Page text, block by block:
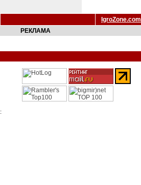
IgroZone.com
РЕКЛАМА
: